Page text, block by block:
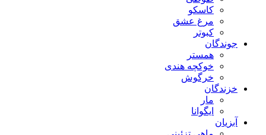
کاسکو
مرغ عشق
کبوتر
جوندگان
همستر
خوکچه هندی
خرگوش
خزندگان
مار
ایگوانا
آبزیان